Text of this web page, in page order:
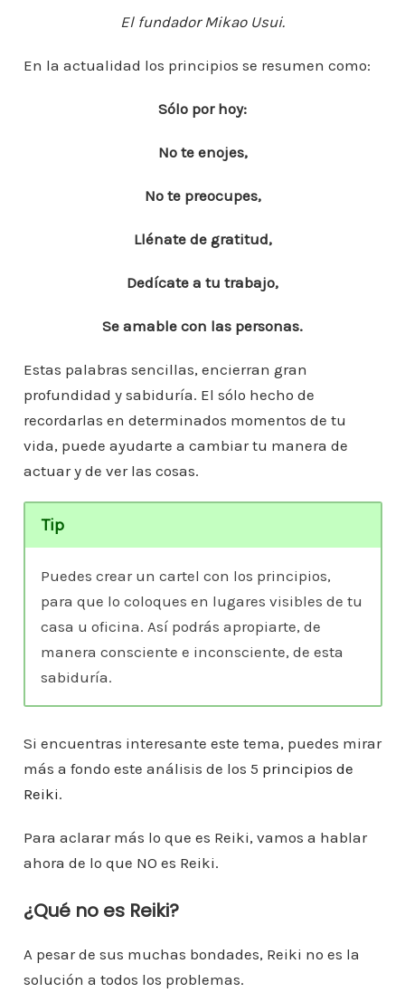
El fundador Mikao Usui.
En la actualidad los principios se resumen como:
Sólo por hoy:
No te enojes,
No te preocupes,
Llénate de gratitud,
Dedícate a tu trabajo,
Se amable con las personas.
Estas palabras sencillas, encierran gran
profundidad y sabiduría. El sólo hecho de
recordarlas en determinados momentos de tu
vida, puede ayudarte a cambiar tu manera de
actuar y de ver las cosas.
Tip
Puedes crear un cartel con los principios,
para que lo coloques en lugares visibles de tu
casa u oficina. Así podrás apropiarte, de
manera consciente e inconsciente, de esta
sabiduría.
Si encuentras interesante este tema, puedes mirar
más a fondo este análisis de los 5 principios de
Reiki.
Para aclarar más lo que es Reiki, vamos a hablar
ahora de lo que NO es Reiki.
¿Qué no es Reiki?
A pesar de sus muchas bondades, Reiki no es la
solución a todos los problemas.